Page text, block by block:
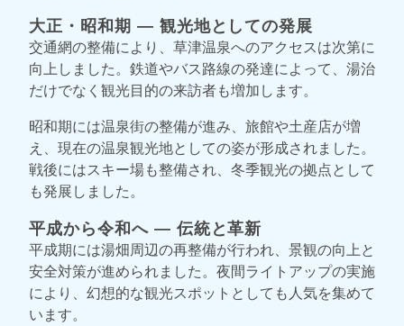
大正・昭和期 ― 観光地としての発展
交通網の整備により、草津温泉へのアクセスは次第に
向上しました。鉄道やバス路線の発達によって、湯治
だけでなく観光目的の来訪者も増加します。
昭和期には温泉街の整備が進み、旅館や土産店が増
え、現在の温泉観光地としての姿が形成されました。
戦後にはスキー場も整備され、冬季観光の拠点として
も発展しました。
平成から令和へ ― 伝統と革新
平成期には湯畑周辺の再整備が行われ、景観の向上と
安全対策が進められました。夜間ライトアップの実施
により、幻想的な観光スポットとしても人気を集めて
います。